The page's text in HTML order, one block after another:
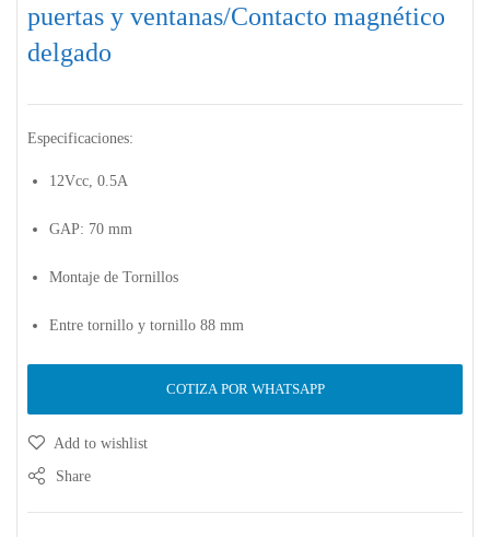
puertas y ventanas/Contacto magnético
delgado
Especificaciones:
12Vcc, 0.5A
GAP: 70 mm
Montaje de Tornillos
Entre tornillo y tornillo 88 mm
COTIZA POR WHATSAPP
Add to wishlist
Share